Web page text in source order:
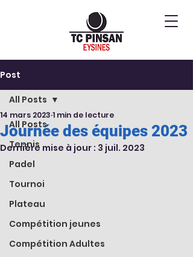
Post
All Posts
Tennis
Padel
Tournoi
Plateau
Compétition jeunes
Compétition Adultes
All Posts
Journée des équipes 2023
14 mars 2023 1 min de lecture
Dernière mise à jour : 3 juil. 2023